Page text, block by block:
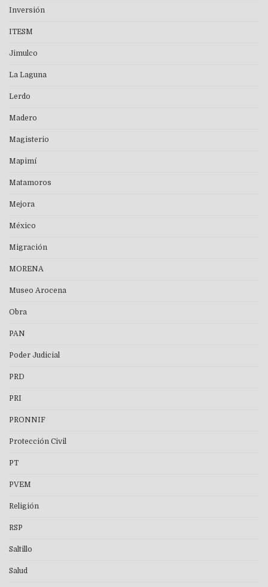
Inversión
ITESM
Jimulco
La Laguna
Lerdo
Madero
Magisterio
Mapimí
Matamoros
Mejora
México
Migración
MORENA
Museo Arocena
Obra
PAN
Poder Judicial
PRD
PRI
PRONNIF
Protección Civil
PT
PVEM
Religión
RSP
Saltillo
Salud